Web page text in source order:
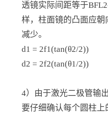
透镜实际间距等于
样，柱面镜的凸面应
减少。
d1 = 2f1(tan(θ2/2))
d2 = 2f2(tan(θ1/2))
4）由于激光二极管输
要仔细确认每个圆柱